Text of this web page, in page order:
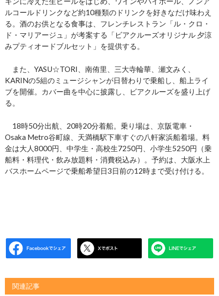
ルコールドリンクなど約10種類のドリンクを好きなだけ味わえ
る。酒のお供となる食事は、フレンチレストラン「ル・クロ・
ド・マリアージュ」が考案する「ビアクルーズオリジナル 夕涼
みプティオードブルセット」を提供する。
また、YASU☆TORI、南侑里、三大寺輪華、瀬文みく、
KARINの5組のミュージシャンが日替わりで乗船し、船上ライ
ブを開催。カバー曲を中心に披露し、ビアクルーズを盛り上げ
る。
18時50分出航、20時20分着船。乗り場は、京阪電車・
Osaka Metro谷町線、天満橋駅下車すぐの八軒家浜船着場。料
金は大人8000円、中学生・高校生7250円、小学生5250円（乗
船料・料理代・飲み放題料・消費税込み）。予約は、大阪水上
バスホームページで乗船希望日3日前の12時まで受け付ける。
関連記事